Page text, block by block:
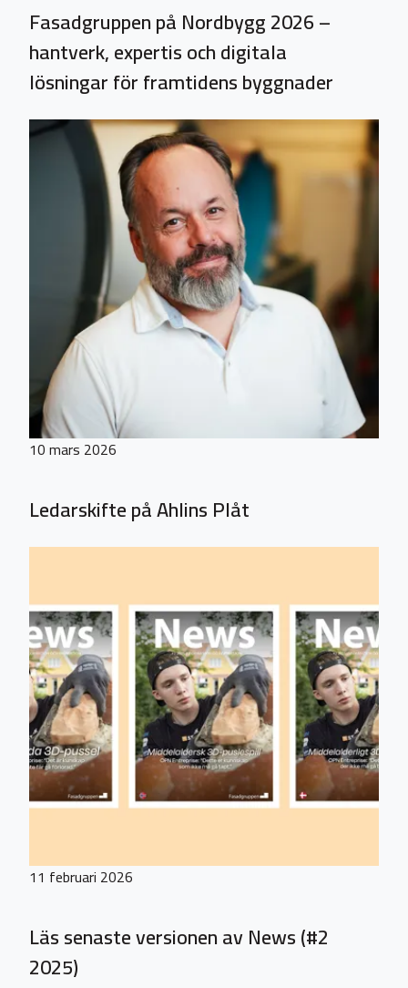
Fasadgruppen på Nordbygg 2026 –
hantverk, expertis och digitala
lösningar för framtidens byggnader
10 mars 2026
Ledarskifte på Ahlins Plåt
11 februari 2026
Läs senaste versionen av News (#2
2025)